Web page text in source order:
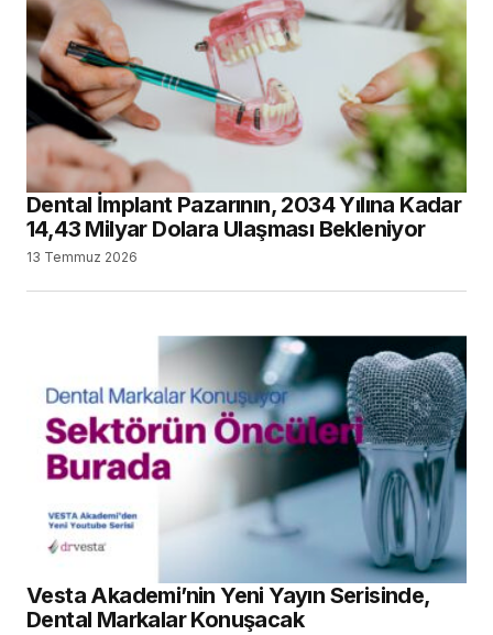
Dental İmplant Pazarının, 2034 Yılına Kadar
14,43 Milyar Dolara Ulaşması Bekleniyor
13 Temmuz 2026
Vesta Akademi’nin Yeni Yayın Serisinde,
Dental Markalar Konuşacak